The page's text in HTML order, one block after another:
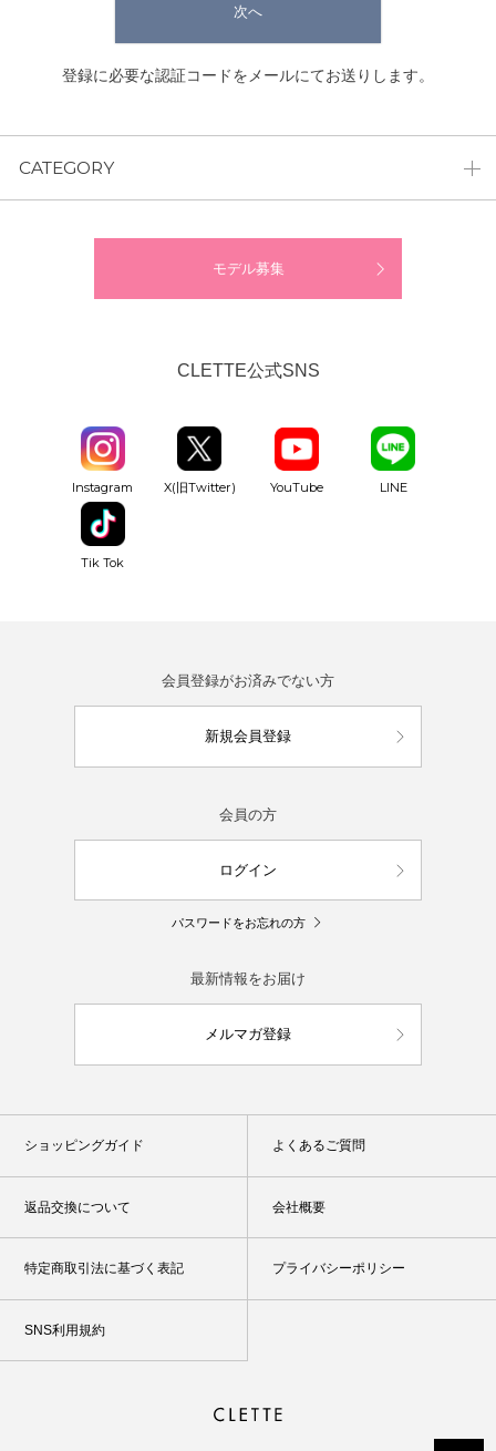
次へ
登録に必要な認証コードをメールにてお送りします。
CATEGORY
モデル募集
CLETTE公式SNS
Instagram X(旧Twitter) YouTube LINE
Tik Tok
会員登録がお済みでない方
新規会員登録
会員の方
ログイン
パスワードをお忘れの方
最新情報をお届け
メルマガ登録
ショッピングガイド よくあるご質問
返品交換について 会社概要
特定商取引法に基づく表記 プライバシーポリシー
SNS利用規約